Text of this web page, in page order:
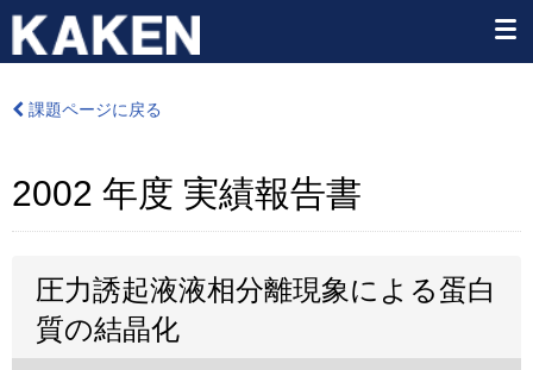
課題ページに戻る
2002 年度 実績報告書
圧力誘起液液相分離現象による蛋白
質の結晶化